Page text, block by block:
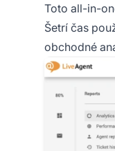
Toto all-in-
Šetrí čas
obchodné